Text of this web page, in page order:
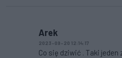
Arek
2023-09-20 12:14:17
Co się dziwić . Taki jeden